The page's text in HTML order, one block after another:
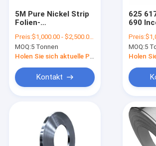
5M Pure Nickel Strip
Folien-
Batterie
Preis:$1,000.00 - $2,500.00/Tons
MOQ:5 Tonnen
Kontakt
625
690
80mm
Preis:
MOQ:5